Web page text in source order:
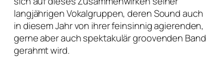
langjährigen Vokalgruppen, deren Sound auch
in diesem Jahr von ihrer feinsinnig agierenden,
gerne aber auch spektakulär groovenden Band
gerahmt wird.